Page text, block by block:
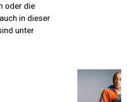
oder die
in dieser
unter